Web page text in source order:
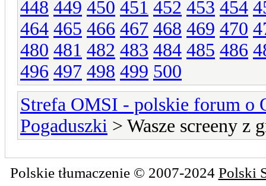
448 449 450 451 452 453 454
464 465 466 467 468 469 470
480 481 482 483 484 485 486
496 497 498 499 500
Strefa OMSI - polskie forum o
Pogaduszki > Wasze screeny z
Polskie tłumaczenie © 2007-2024 Polski